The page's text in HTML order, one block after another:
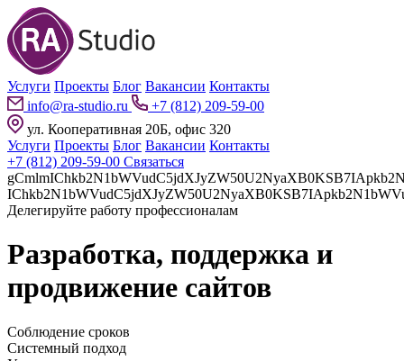
Услуги Проекты Блог Вакансии Контакты
info@ra-studio.ru
+7 (812) 209-59-00
ул. Кооперативная 20Б, офис 320
Услуги Проекты Блог Вакансии Контакты
+7 (812) 209-59-00 Связаться
Делегируйте работу профессионалам
Разработка, поддержка и
продвижение сайтов
Соблюдение сроков
Системный подход